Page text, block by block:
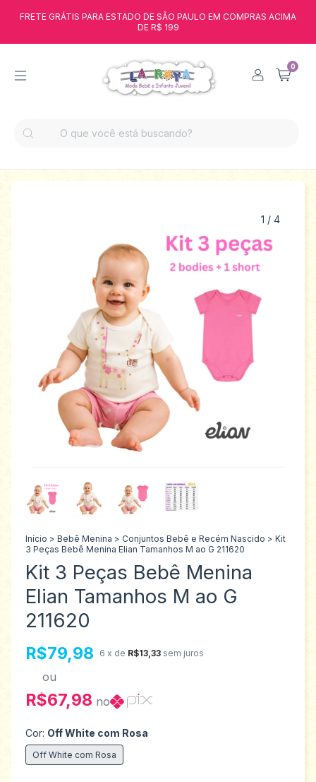
FRETE GRÁTIS PARA ESTADO DE SÃO PAULO EM COMPRAS ACIMA
DE R$ 199
0
1 / 4
Início > Bebê Menina > Conjuntos Bebê e Recém Nascido > Kit
3 Peças Bebê Menina Elian Tamanhos M ao G 211620
Kit 3 Peças Bebê Menina
Elian Tamanhos M ao G
211620
R$79,98 6 x de R$13,33 sem juros
ou
R$67,98 no
Cor: Off White com Rosa
Off White com Rosa